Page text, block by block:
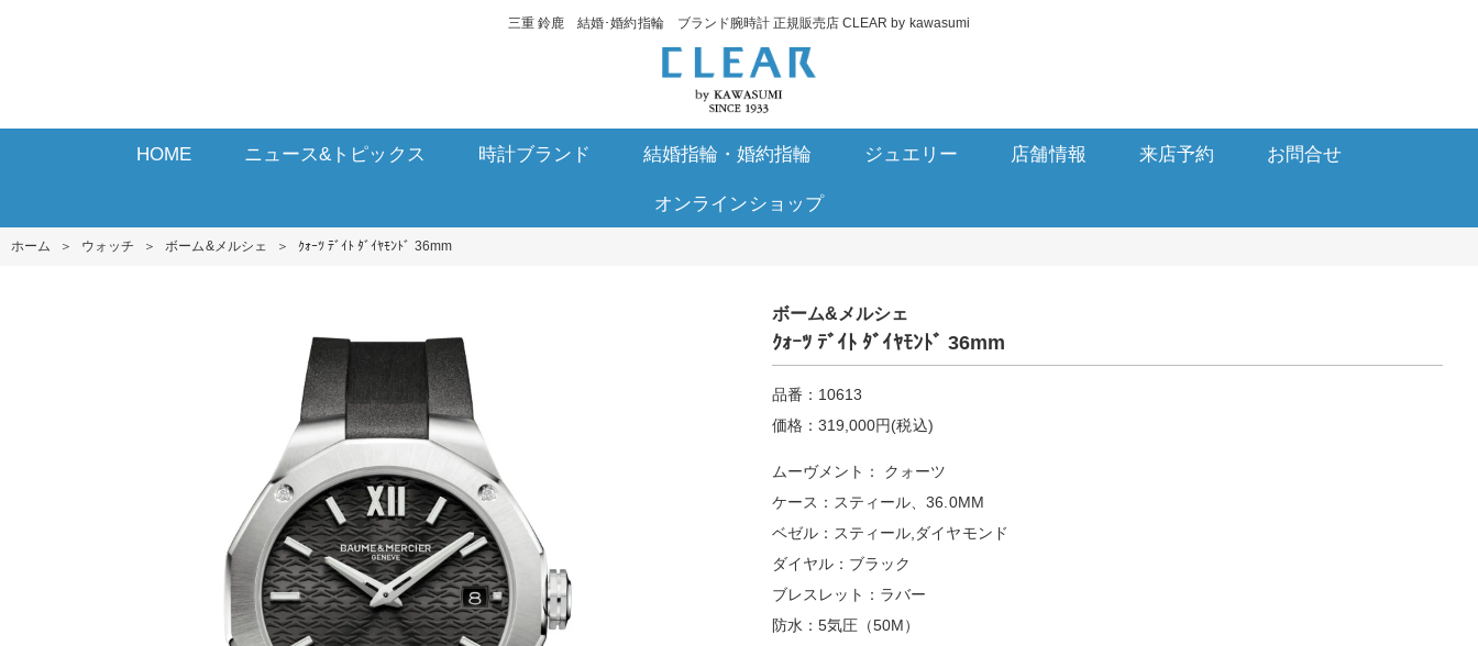
三重 鈴鹿 結婚･婚約指輪 ブランド腕時計 正規販売店 CLEAR by kawasumi
HOME ニュース&トピックス 時計ブランド 結婚指輪・婚約指輪 ジュエリー 店舗情報 来店予約 お問合せ
オンラインショップ
ホーム ＞ ウォッチ ＞ ボーム&メルシェ ＞ ｸｫｰﾂ ﾃﾞｲﾄ ﾀﾞｲﾔﾓﾝﾄﾞ 36mm
ボーム&メルシェ
ｸｫｰﾂ ﾃﾞｲﾄ ﾀﾞｲﾔﾓﾝﾄﾞ 36mm
品番：10613
価格：319,000円(税込)
ムーヴメント： クォーツ
ケース：スティール、36.0MM
ベゼル：スティール,ダイヤモンド
ダイヤル：ブラック
ブレスレット：ラバー
防水：5気圧（50M）